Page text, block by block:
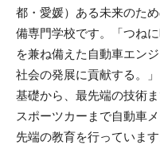
都・愛媛）ある未来のた
備専門学校です。「つね
を兼ね備えた自動車エン
社会の発展に貢献する。
基礎から、最先端の技術
スポーツカーまで自動車
先端の教育を行っています